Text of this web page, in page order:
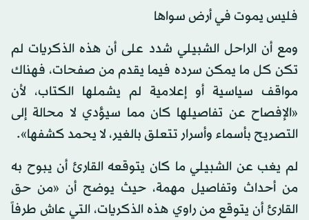
فليس يموت في أرض سواها
ومع أن الراحل الشبيلي شدد على أن هذه الذكريات لم
تكن كل ما يمكن سرده فيما يقدم من صفحات، فهناك
مواقف سياسية أو إعلامية لم يشملها الكتاب، لأن
«الإفصاح عن تفاصيلها كان مما سيؤدي لا محالة إلى
التصريح بأسماء وأسرار تتعلق بالغير، لا يحمد كشفها».
لم يغب عن الشبيلي ما كان يتوقعه القارئ أن يبوح به
من أحداث وتفاصيل مهمة، حيث يوضح أن «من حق
القارئ أن يتوقع من راوي هذه الذكريات، التي عاش طرفاً